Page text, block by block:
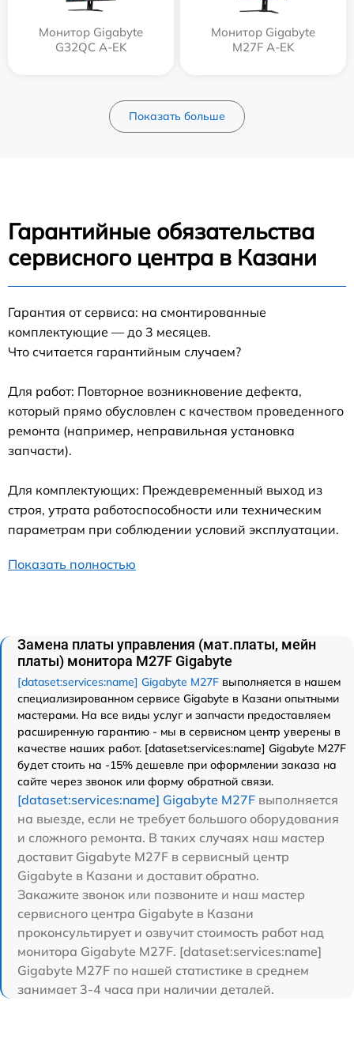
Монитор Gigabyte
G32QC A-EK
Монитор Gigabyte
M27F A-EK
Показать больше
Гарантийные обязательства
сервисного центра в Казани
Гарантия от сервиса: на смонтированные
комплектующие — до 3 месяцев.
Что считается гарантийным случаем?
Для работ: Повторное возникновение дефекта,
который прямо обусловлен с качеством проведенного
ремонта (например, неправильная установка
запчасти).
Для комплектующих: Преждевременный выход из
строя, утрата работоспособности или техническим
параметрам при соблюдении условий эксплуатации.
Показать полностью
Замена платы управления (мат.платы, мейн
платы) монитора M27F Gigabyte
[dataset:services:name] Gigabyte M27F выполняется в нашем
специализированном сервисе Gigabyte в Казани опытными
мастерами. На все виды услуг и запчасти предоставляем
расширенную гарантию - мы в сервисном центр уверены в
качестве наших работ. [dataset:services:name] Gigabyte M27F
будет стоить на -15% дешевле при оформлении заказа на
сайте через звонок или форму обратной связи.
[dataset:services:name] Gigabyte M27F выполняется
на выезде, если не требует большого оборудования
и сложного ремонта. В таких случаях наш мастер
доставит Gigabyte M27F в сервисный центр
Gigabyte в Казани и доставит обратно.
Закажите звонок или позвоните и наш мастер
сервисного центра Gigabyte в Казани
проконсультирует и озвучит стоимость работ над
монитора Gigabyte M27F. [dataset:services:name]
Gigabyte M27F по нашей статистике в среднем
занимает 3-4 часа при наличии деталей.